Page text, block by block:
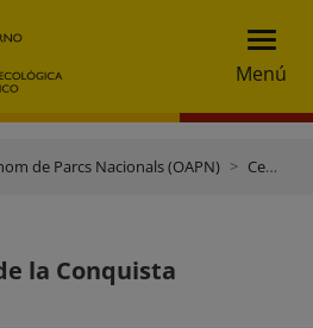
Menú
de Parcs Nacionals (OAPN) Centres i finques
la Conquista